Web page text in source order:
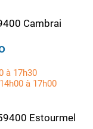
Cambrai
à 17h30
à 17h00
Estourmel